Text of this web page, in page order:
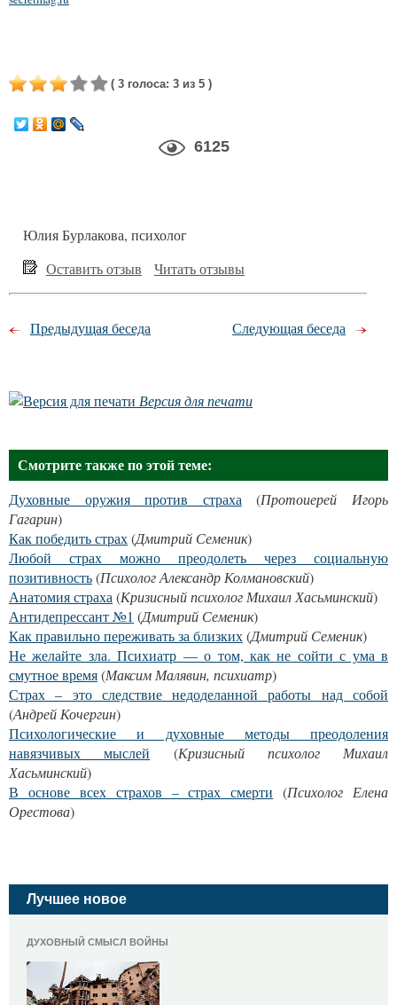
( 3 голоса: 3 из 5 )
6125
Юлия Бурлакова, психолог
Оставить отзыв
Читать отзывы
Предыдущая беседа Следующая беседа
Версия для печати
Смотрите также по этой теме:
Духовные оружия против страха(Протоиерей Игорь
Гагарин)
Как победить страх(Дмитрий Семеник)
Любой страх можно преодолеть через социальную
позитивность(Психолог Александр Колмановский)
Анатомия страха(Кризисный психолог Михаил Хасьминский)
Антидепрессант №1 (Дмитрий Семеник)
Как правильно переживать за близких(Дмитрий Семеник)
Не желайте зла. Психиатр — о том, как не сойти с ума в
смутное время(Максим Малявин, психиатр)
Страх – это следствие недоделанной работы над собой
(Андрей Кочергин)
Психологические и духовные методы преодоления
навязчивых мыслей (Кризисный психолог Михаил
Хасьминский)
В основе всех страхов – страх смерти (Психолог Елена
Орестова)
Лучшее новое
ДУХОВНЫЙ СМЫСЛ ВОЙНЫ